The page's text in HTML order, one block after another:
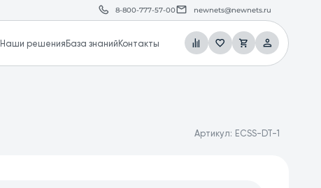
8-800-777-57-00 newnets@newnets.ru
Наши решения База знаний Контакты
Артикул: ECSS-DT-1